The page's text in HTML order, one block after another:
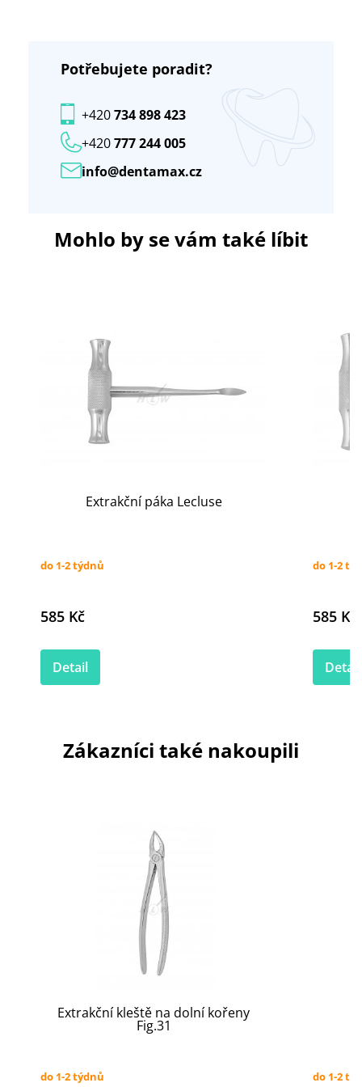
Potřebujete poradit?
info@dentamax.cz
+420777 244 005
+420734 898 423
Mohlo by se vám také líbit
Extrakční páka Lecluse
do 1-2 týdnů
585 Kč
Detail
do 1-2
585 Kč
Detail
Zákazníci také nakoupili
Extrakční kleště na dolní kořeny
Fig.31
do 1-2 týdnů do 1-2